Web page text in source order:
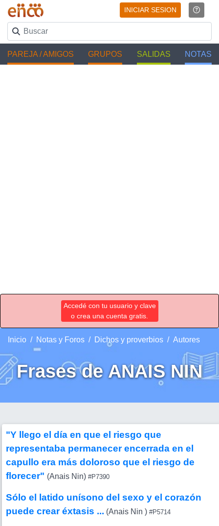
INICIAR SESION
PAREJA / AMIGOS GRUPOS SALIDAS NOTAS
Accedé con tu usuario y clave
o crea una cuenta gratis.
Inicio Notas y Foros Dichos y proverbios Autores
Frases de ANAIS NIN
"Y llego el día en que el riesgo que
representaba permanecer encerrada en el
capullo era más doloroso que el riesgo de
florecer" (Anais Nin) #P7390
Sólo el latido unísono del sexo y el corazón
puede crear éxtasis ... (Anais Nin ) #P5714